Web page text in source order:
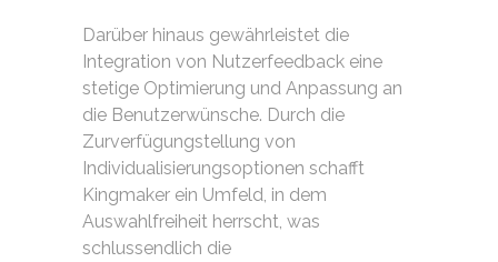
Darüber hinaus gewährleistet die
Integration von Nutzerfeedback eine
stetige Optimierung und Anpassung an
die Benutzerwünsche. Durch die
Zurverfügungstellung von
Individualisierungsoptionen schafft
Kingmaker ein Umfeld, in dem
Auswahlfreiheit herrscht, was
schlussendlich die